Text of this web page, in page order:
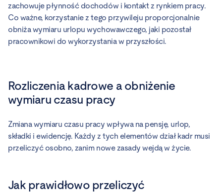
zachowuje płynność dochodów i kontakt z rynkiem pracy.
Co ważne, korzystanie z tego przywileju proporcjonalnie
obniża wymiaru urlopu wychowawczego, jaki pozostał
pracownikowi do wykorzystania w przyszłości.
Rozliczenia kadrowe a obniżenie
wymiaru czasu pracy
Zmiana wymiaru czasu pracy wpływa na pensję, urlop,
składki i ewidencję. Każdy z tych elementów dział kadr musi
przeliczyć osobno, zanim nowe zasady wejdą w życie.
Jak prawidłowo przeliczyć